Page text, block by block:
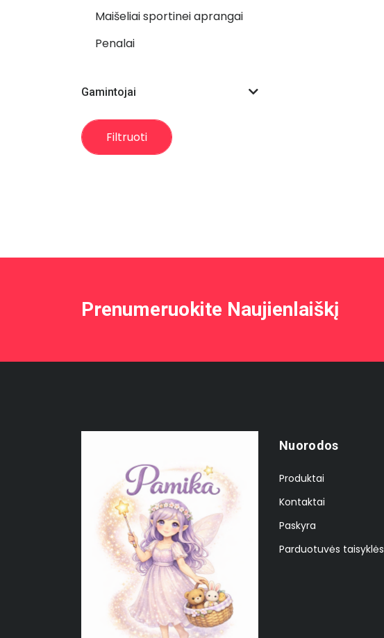
Maišeliai sportinei aprangai
Penalai
Gamintojai
Filtruoti
Prenumeruokite Naujienlaiškį
Nuorodos
Produktai
Kontaktai
Paskyra
Parduotuvės taisyklės